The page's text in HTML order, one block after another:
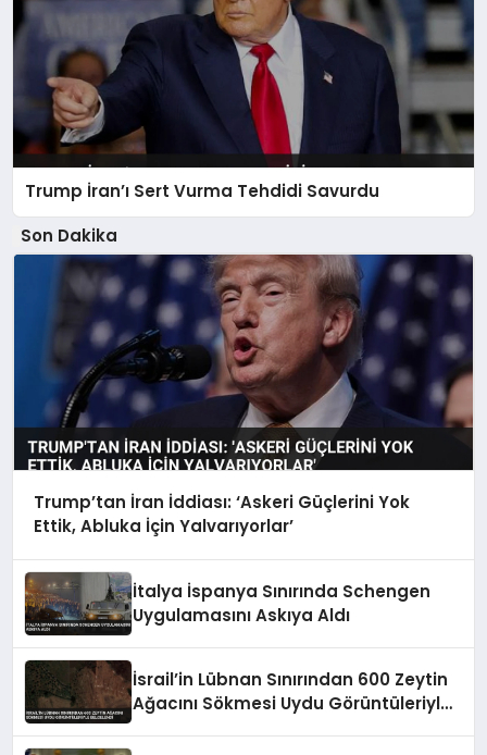
Trump İran’ı Sert Vurma Tehdidi Savurdu
Son Dakika
Trump’tan İran İddiası: ‘Askeri Güçlerini Yok
Ettik, Abluka İçin Yalvarıyorlar’
İtalya İspanya Sınırında Schengen
Uygulamasını Askıya Aldı
İsrail’in Lübnan Sınırından 600 Zeytin
Ağacını Sökmesi Uydu Görüntüleriyle